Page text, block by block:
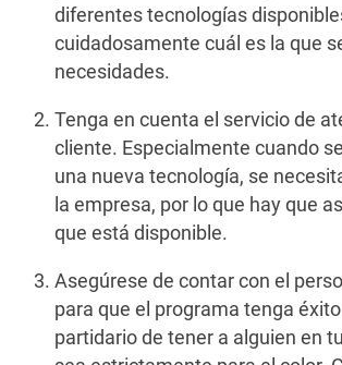
diferentes tecnologías
cuidadosamente cuál es la que
necesidades.
Tenga en cuenta el servicio de
cliente. Especialmente cuando
una nueva tecnología, se
la empresa, por lo que hay que
que está disponible.
Asegúrese de contar con el
para que el programa tenga
partidario de tener a alguien en